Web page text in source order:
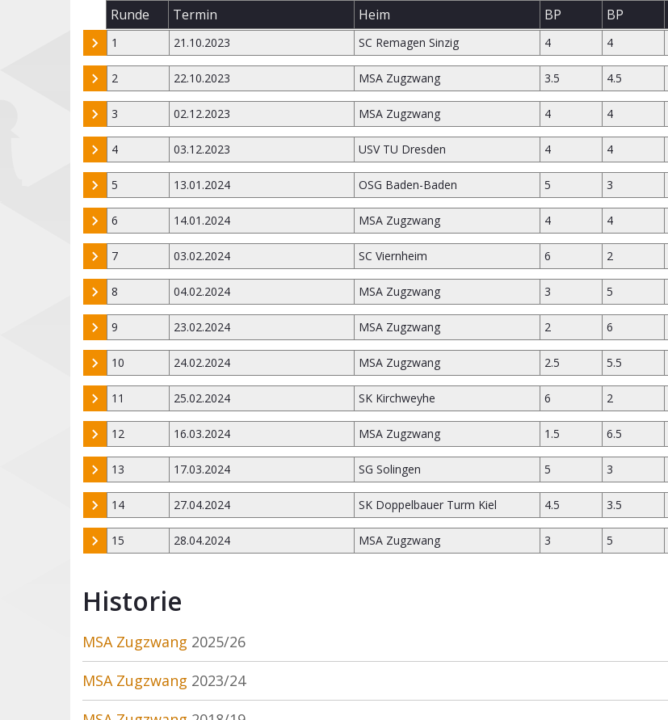
Runde Termin Heim BP BP
1 21.10.2023 SC Remagen Sinzig 4 4
2 22.10.2023 MSA Zugzwang 3.5 4.5
3 02.12.2023 MSA Zugzwang 4 4
4 03.12.2023 USV TU Dresden 4 4
5 13.01.2024 OSG Baden-Baden 5 3
6 14.01.2024 MSA Zugzwang 4 4
7 03.02.2024 SC Viernheim 6 2
8 04.02.2024 MSA Zugzwang 3 5
9 23.02.2024 MSA Zugzwang 2 6
10 24.02.2024 MSA Zugzwang 2.5 5.5
11 25.02.2024 SK Kirchweyhe 6 2
12 16.03.2024 MSA Zugzwang 1.5 6.5
13 17.03.2024 SG Solingen 5 3
14 27.04.2024 SK Doppelbauer Turm Kiel 4.5 3.5
15 28.04.2024 MSA Zugzwang 3 5
Historie
MSA Zugzwang 2025/26
MSA Zugzwang 2023/24